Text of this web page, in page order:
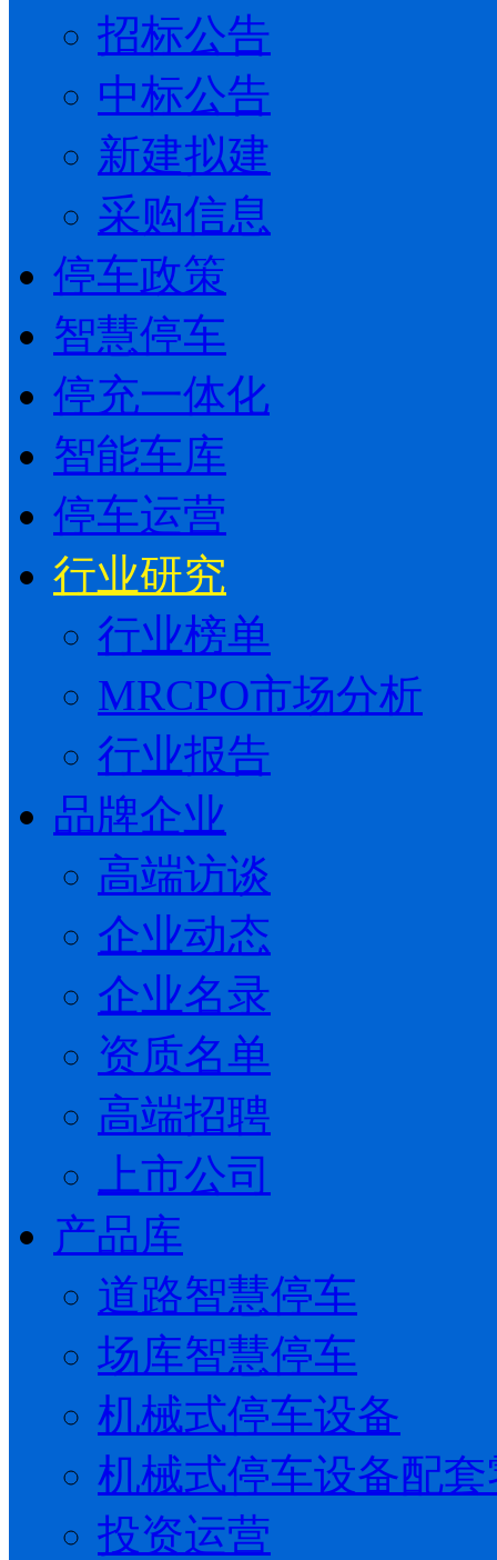
招标公告
中标公告
新建拟建
采购信息
停车政策
智慧停车
停充一体化
智能车库
停车运营
行业研究
行业榜单
MRCPO市场分析
行业报告
品牌企业
高端访谈
企业动态
企业名录
资质名单
高端招聘
上市公司
产品库
道路智慧停车
场库智慧停车
机械式停车设备
机械式停车设备配
投资运营